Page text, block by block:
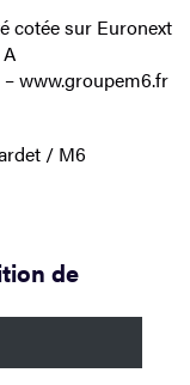
cotée sur Euronext
www.groupem6.fr
/ M6
de